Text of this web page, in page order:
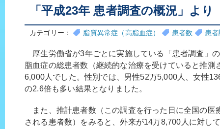
「平成23年 患者調査の概況」より
カテゴリー： 脂質異常症（高脂血症） 患者数 患
厚生労働省が3年ごとに実施している「患者調査」
脂血症の総患者数（継続的な治療を受けていると推測
6,000人でした。性別では、男性52万5,000人、女性
の2.6倍も多い結果となりました。
また、推計患者数（この調査を行った日に全国の医
される患者数）をみると、外来が14万8,700人に対し